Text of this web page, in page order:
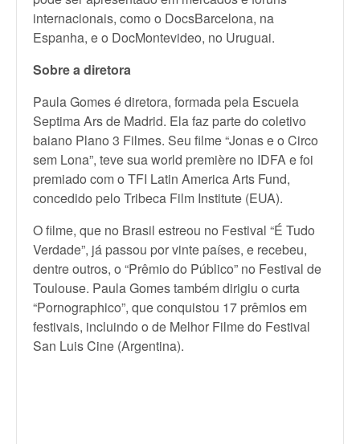
internacionais, como o DocsBarcelona, na
Espanha, e o DocMontevideo, no Uruguai.
Sobre a diretora
Paula Gomes é diretora, formada pela Escuela
Septima Ars de Madrid. Ela faz parte do coletivo
baiano Plano 3 Filmes. Seu filme “Jonas e o Circo
sem Lona”, teve sua world première no IDFA e foi
premiado com o TFI Latin America Arts Fund,
concedido pelo Tribeca Film Institute (EUA).
O filme, que no Brasil estreou no Festival “É Tudo
Verdade”, já passou por vinte países, e recebeu,
dentre outros, o “Prêmio do Público” no Festival de
Toulouse. Paula Gomes também dirigiu o curta
“Pornographico”, que conquistou 17 prêmios em
festivais, incluindo o de Melhor Filme do Festival
San Luis Cine (Argentina).